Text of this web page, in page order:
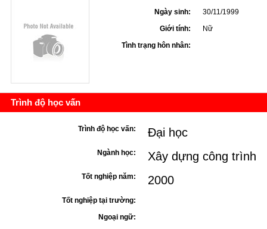
Ngày sinh:
30/11/1999
Giới tính:
Nữ
Tình trạng hôn nhân:
Trình độ học vấn
Trình độ học vấn: Đại học
Ngành học: Xây dựng công trình
Tốt nghiệp năm: 2000
Tốt nghiệp tại trường:
Ngoại ngữ: